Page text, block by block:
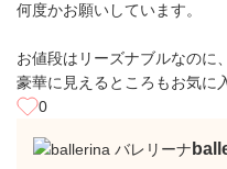
何度かお願いしています。
お値段はリーズナブルなのに
豪華に見えるところもお気に
0